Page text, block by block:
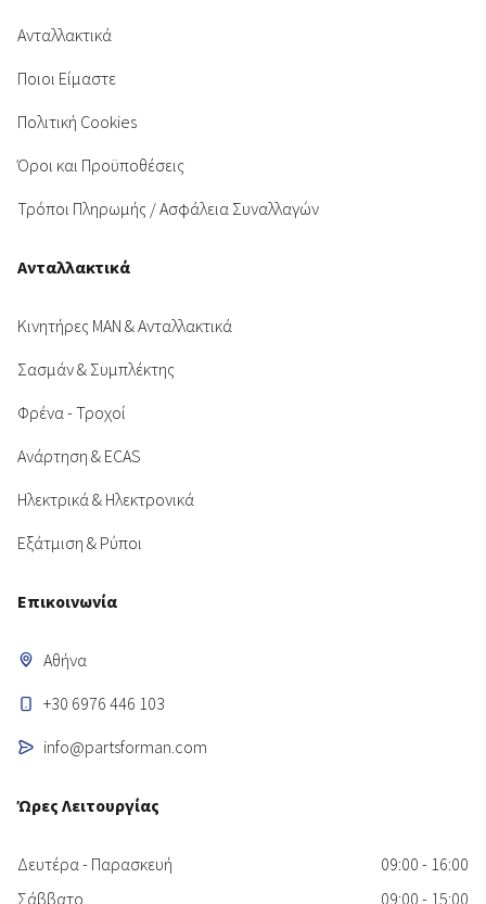
Ανταλλακτικά
Ποιοι Είμαστε
Πολιτική Cookies
Όροι και Προϋποθέσεις
Τρόποι Πληρωμής / Ασφάλεια Συναλλαγών
Ανταλλακτικά
Κινητήρες MAN & Ανταλλακτικά
Σασμάν & Συμπλέκτης
Φρένα - Τροχοί
Ανάρτηση & ECAS
Ηλεκτρικά & Ηλεκτρονικά
Εξάτμιση & Ρύποι
Επικοινωνία
Αθήνα
+30 6976 446 103
info@partsforman.com
Ώρες Λειτουργίας
Δευτέρα - Παρασκευή
09:00 - 16:00
Σάββατο
09:00 - 15:00